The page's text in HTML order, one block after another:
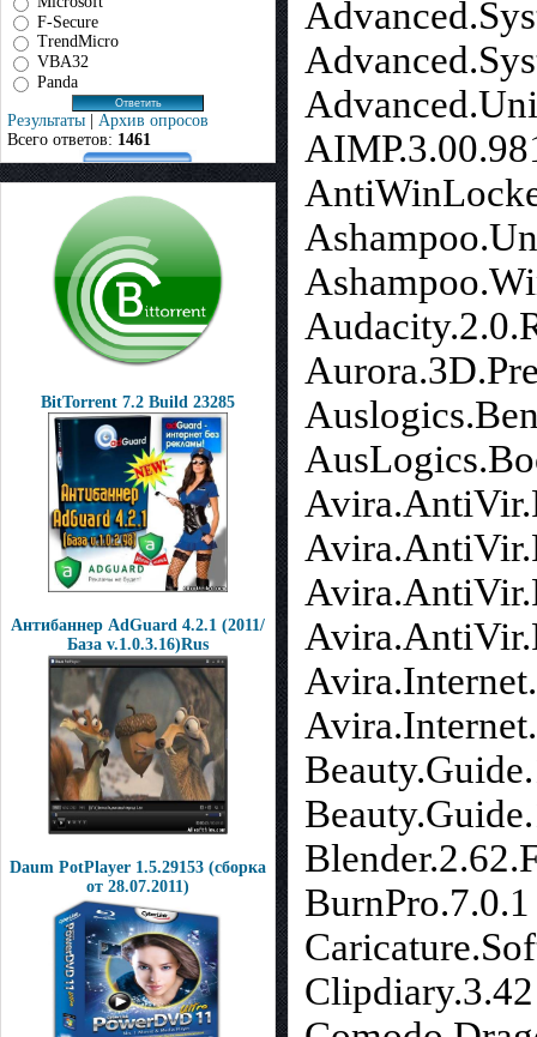
F-Secure
TrendMicro
VBA32
Panda
Результаты | Архив опросов
Всего ответов: 1461
BitTorrent 7.2 Build 23285
Антибаннер AdGuard 4.2.1 (2011/
База v.1.0.3.16)Rus
Daum PotPlayer 1.5.29153 (сборка
от 28.07.2011)
BurnPro.7.0.1
Clipdiary.3.42